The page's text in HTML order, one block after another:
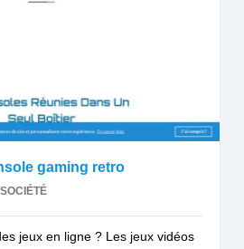
gaming retro
jeux en ligne ? Les jeux vidéos